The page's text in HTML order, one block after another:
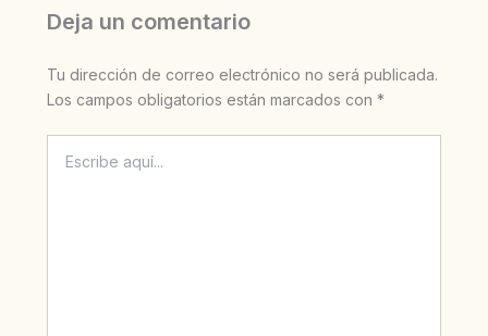
Deja un comentario
Tu dirección de correo electrónico no será publicada.
Los campos obligatorios están marcados con *
aquí...